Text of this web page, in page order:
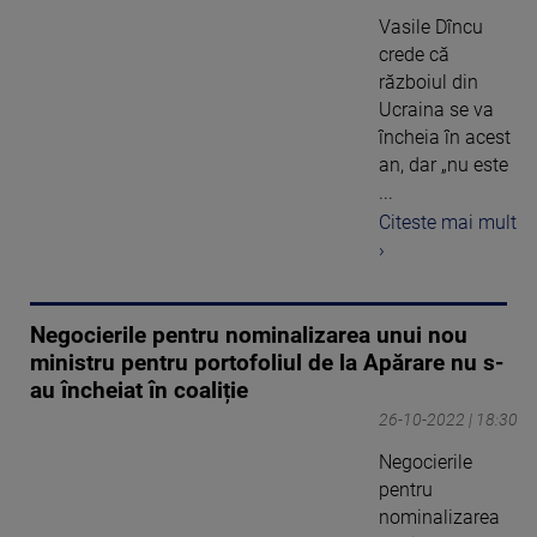
Vasile Dîncu
crede că
războiul din
Ucraina se va
încheia în acest
an, dar „nu este
...
Citeste mai mult
›
Negocierile pentru nominalizarea unui nou
ministru pentru portofoliul de la Apărare nu s-
au încheiat în coaliție
26-10-2022 | 18:30
Negocierile
pentru
nominalizarea